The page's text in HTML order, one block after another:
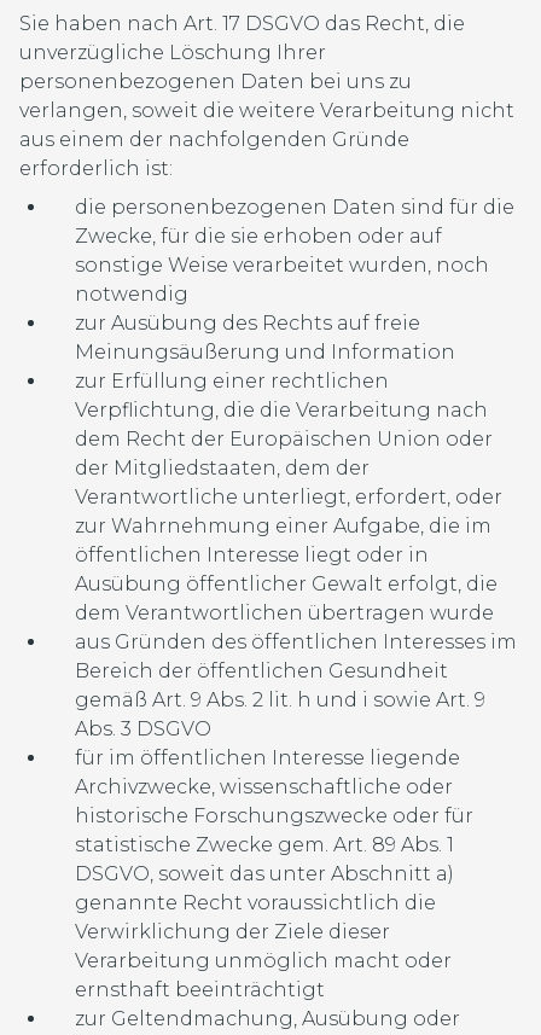
Sie haben nach Art. 17 DSGVO das Recht, die
unverzügliche Löschung Ihrer
personenbezogenen Daten bei uns zu
verlangen, soweit die weitere Verarbeitung nicht
aus einem der nachfolgenden Gründe
erforderlich ist:
die personenbezogenen Daten sind für die
Zwecke, für die sie erhoben oder auf
sonstige Weise verarbeitet wurden, noch
notwendig
zur Ausübung des Rechts auf freie
Meinungsäußerung und Information
zur Erfüllung einer rechtlichen
Verpflichtung, die die Verarbeitung nach
dem Recht der Europäischen Union oder
der Mitgliedstaaten, dem der
Verantwortliche unterliegt, erfordert, oder
zur Wahrnehmung einer Aufgabe, die im
öffentlichen Interesse liegt oder in
Ausübung öffentlicher Gewalt erfolgt, die
dem Verantwortlichen übertragen wurde
aus Gründen des öffentlichen Interesses im
Bereich der öffentlichen Gesundheit
gemäß Art. 9 Abs. 2 lit. h und i sowie Art. 9
Abs. 3 DSGVO
für im öffentlichen Interesse liegende
Archivzwecke, wissenschaftliche oder
historische Forschungszwecke oder für
statistische Zwecke gem. Art. 89 Abs. 1
DSGVO, soweit das unter Abschnitt a)
genannte Recht voraussichtlich die
Verwirklichung der Ziele dieser
Verarbeitung unmöglich macht oder
ernsthaft beeinträchtigt
zur Geltendmachung, Ausübung oder